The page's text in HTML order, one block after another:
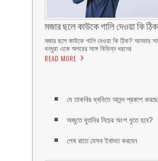
মজার ছলে কাউকে গালি দেওয়া কি
মজার ছলে কাউকে গালি দেওয়া কি ঠিক? আড্ডার
বন্ধুরা একে অপরের সঙ্গে বিভিন্ন ধরনের
READ MORE
যে তাকবির ধ্বনিতে আনন্দ প্রকাশ
অজুতে থুতনির নিচের অংশ ধুতে হবে?
শেষ রাতে যেসব ইবাদত করবেন